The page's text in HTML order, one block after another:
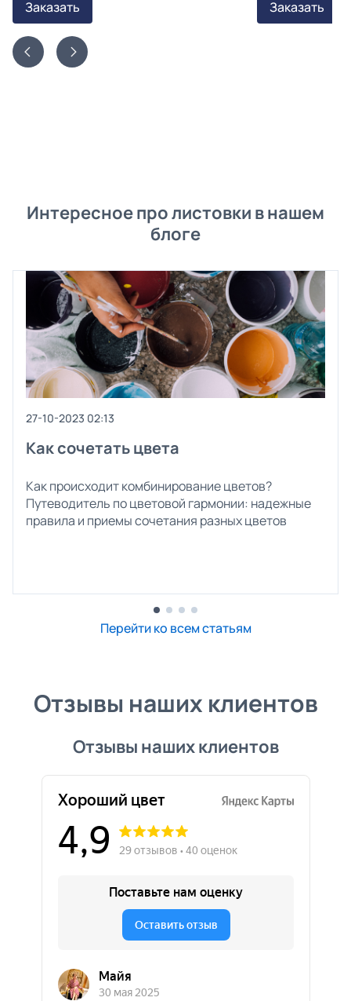
Заказать Заказать
Интересное про листовки в нашем
блоге
27-10-2023 02:13
Как сочетать цвета
Как происходит комбинирование цветов?
Путеводитель по цветовой гармонии: надежные
правила и приемы сочетания разных цветов
Перейти ко всем статьям
Отзывы наших клиентов
Отзывы наших клиентов